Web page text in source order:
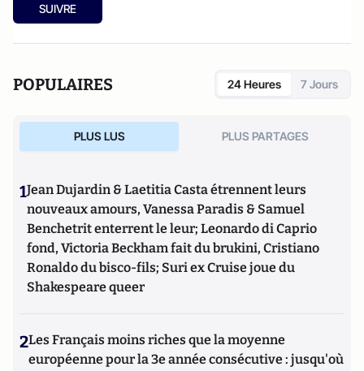
SUIVRE
POPULAIRES 24 Heures 7 Jours
PLUS LUS PLUS PARTAGES
1Jean Dujardin & Laetitia Casta étrennent leurs
nouveaux amours, Vanessa Paradis & Samuel
Benchetrit enterrent le leur; Leonardo di Caprio
fond, Victoria Beckham fait du brukini, Cristiano
Ronaldo du bisco-fils; Suri ex Cruise joue du
Shakespeare queer
2Les Français moins riches que la moyenne
européenne pour la 3e année consécutive : jusqu'où